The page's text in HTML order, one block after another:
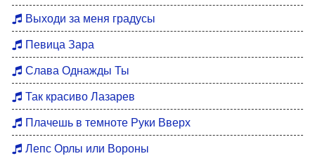
Выходи за меня градусы
Певица Зара
Слава Однажды Ты
Так красиво Лазарев
Плачешь в темноте Руки Вверх
Лепс Орлы или Вороны